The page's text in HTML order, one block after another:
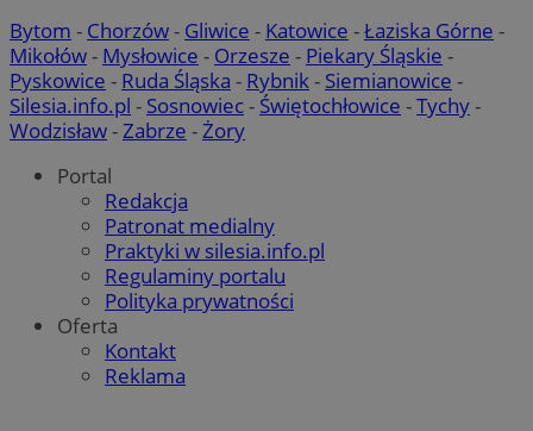
Bytom - Chorzów- Gliwice - Katowice -Łaziska Górne -
Mikołów- Mysłowice - Orzesze - Piekary Śląskie -
Pyskowice - Ruda Śląska - Rybnik - Siemianowice -
Silesia.info.pl - Sosnowiec- Świętochłowice -Tychy-
Wodzisław- Zabrze - Żory
Portal
Redakcja
Patronat medialny
Praktyki w silesia.info.pl
Regulaminy portalu
Polityka prywatności
Oferta
Kontakt
Reklama